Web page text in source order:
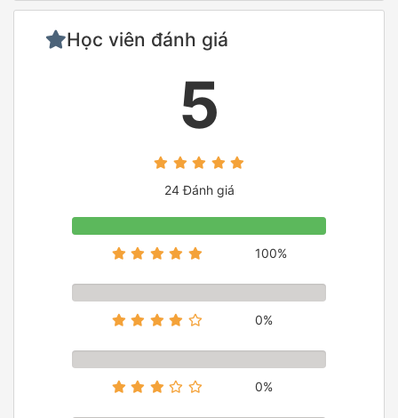
Học viên đánh giá
5
24 Đánh giá
100%
0%
0%